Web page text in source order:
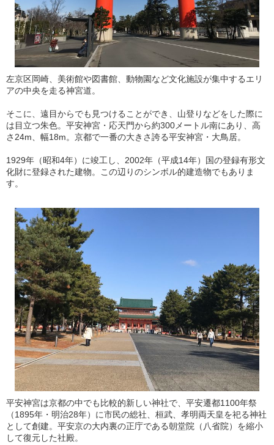
左京区岡崎、美術館や図書館、動物園など文化施設が集中するエリ
アの中央を走る神宮道。
そこに、遠目からでも見つけることができ、山登りなどをした際に
は目立つ朱色。平安神宮・応天門から約300メートル南にあり、高
さ24m、幅18m。京都で一番の大きさ誇る平安神宮・大鳥居。
1929年（昭和4年）に竣工し、2002年（平成14年）国の登録有形文
化財に登録された建物。この辺りのシンボル的建造物でもありま
す。
平安神宮は京都の中でも比較的新しい神社で、平安遷都1100年祭
（1895年・明治28年）に市民の総社、桓武、孝明両天皇を祀る神社
として創建。平安京の大内裏の正庁である朝堂院（八省院）を縮小
して復元した社殿。